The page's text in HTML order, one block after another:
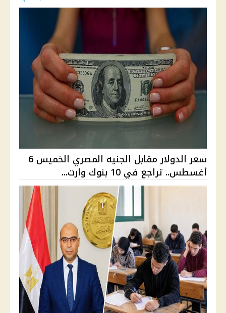
سعر الدولار مقابل الجنيه المصري الخميس 6
أغسطس.. تراجع في 10 بنوك وارت...